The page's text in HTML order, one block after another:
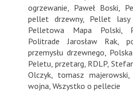
ogrzewanie, Paweł Boski,
pellet drzewny, Pellet lasy
Pelletowa Mapa Polski,
Politrade Jarosław Rak,
przemysłu drzewnego,
Peletu, przetarg, RDLP,
Olczyk, tomasz majerowski,
wojna, Wszystko o pellecie